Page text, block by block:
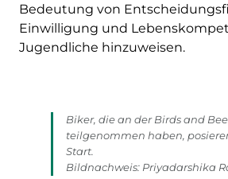
Bedeutung von
Einwilligung und
Jugendliche hinzuweisen.
Biker, die an der Birds and
teilgenommen haben,
Start.
Bildnachweis: Priyadarshika